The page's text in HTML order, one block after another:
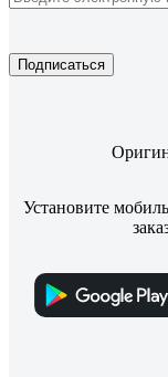
Подписаться
Установите